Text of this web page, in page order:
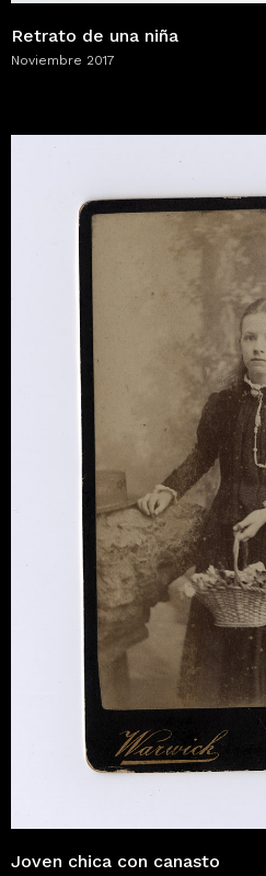
Retrato de una niña
Noviembre 2017
Joven chica con canasto